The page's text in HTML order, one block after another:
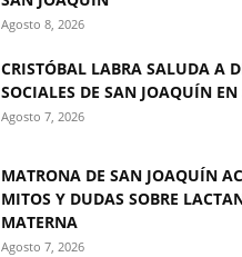
Agosto 8, 2026
CRISTÓBAL LABRA SALUDA A
SOCIALES DE SAN JOAQUÍN
Agosto 7, 2026
MATRONA DE SAN JOAQUÍN
MITOS Y DUDAS SOBRE
MATERNA
Agosto 7, 2026